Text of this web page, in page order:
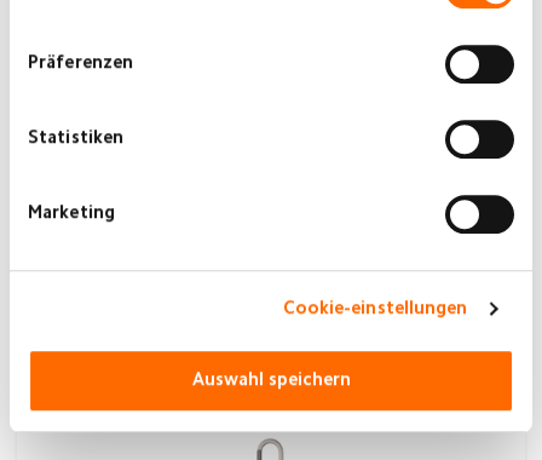
Präferenzen
Statistiken
Marketing
Cookie-einstellungen
Auswahl speichern
Xiaomi LED Desk Lamp 2